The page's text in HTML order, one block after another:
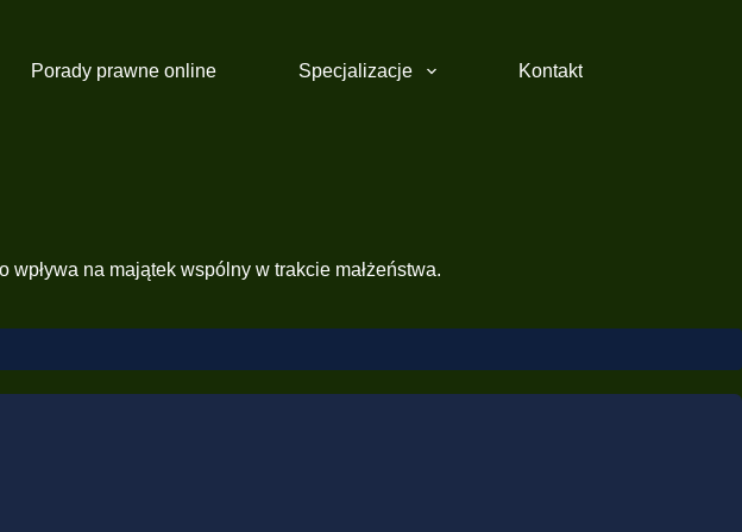
Porady prawne online Specjalizacje Kontakt
na majątek wspólny w trakcie małżeństwa.